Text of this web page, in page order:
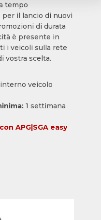
tempo
il lancio di nuovi
di durata
è presente in
i veicoli sulla rete
vostra scelta.
interno veicolo
1 settimana
APG|SGA easy